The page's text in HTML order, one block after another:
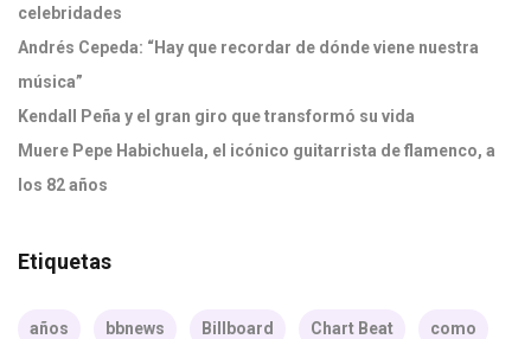
celebridades
Andrés Cepeda: “Hay que recordar de dónde viene nuestra
música”
Kendall Peña y el gran giro que transformó su vida
Muere Pepe Habichuela, el icónico guitarrista de flamenco, a
los 82 años
Etiquetas
años bbnews Billboard Chart Beat como